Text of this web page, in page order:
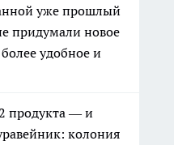
уже прошлый
придумали новое
удобное и
продукта — и
колония